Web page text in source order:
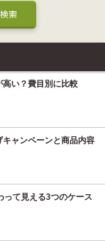
高い？費目別に比較
ャンペーンと商品内容
って見える3つのケース